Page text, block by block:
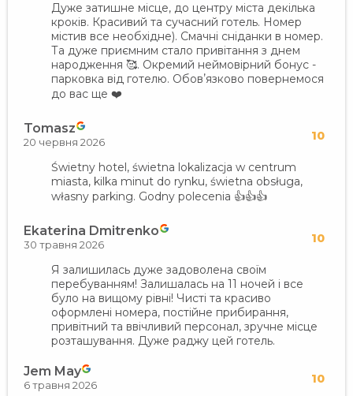
Дуже затишне місце, до центру міста декілька
кроків. Красивий та сучасний готель. Номер
містив все необхідне). Смачні сніданки в номер.
Та дуже приємним стало привітання з днем
народження 🥰. Окремий неймовірний бонус -
парковка від готелю. Обовʼязково повернемося
до вас ще ❤️
Tomasz 10
20 червня 2026
Świetny hotel, świetna lokalizacja w centrum
miasta, kilka minut do rynku, świetna obsługa,
własny parking. Godny polecenia 👍👍👍
Ekaterina Dmitrenko 10
30 травня 2026
Я залишилась дуже задоволена своїм
перебуванням! Залишалась на 11 ночей і все
було на вищому рівні! Чисті та красиво
оформлені номера, постійне прибирання,
привітний та ввічливий персонал, зручне місце
розташування. Дуже раджу цей готель.
Jem May 10
6 травня 2026